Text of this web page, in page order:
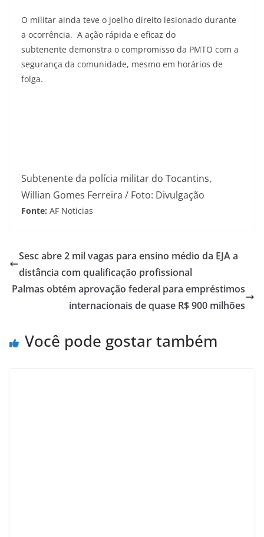
O militar ainda teve o joelho direito lesionado durante
a ocorrência. A ação rápida e eficaz do
subtenente demonstra o compromisso da PMTO com a
segurança da comunidade, mesmo em horários de
folga.
Subtenente da polícia militar do Tocantins,
Willian Gomes Ferreira / Foto: Divulgação
Fonte: AF Noticias
Sesc abre 2 mil vagas para ensino médio da EJA a
distância com qualificação profissional
Palmas obtém aprovação federal para empréstimos
internacionais de quase R$ 900 milhões
Você pode gostar também